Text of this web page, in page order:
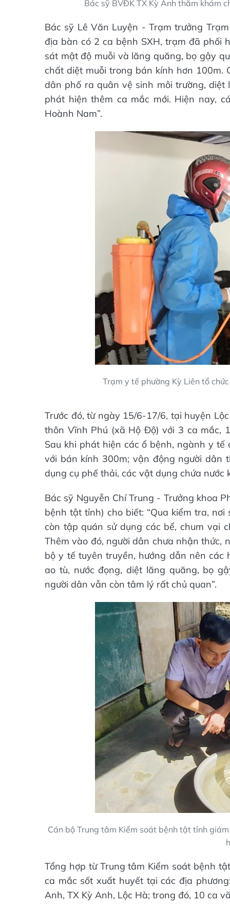
Bác sỹ BVĐK TX Kỳ Anh thăm khám
Bác sỹ Lê Văn Luyện - Trạm trưởng
địa bàn có 2 ca bệnh SXH, trạm đã phối
sát mật độ muỗi và lăng quăng, bọ gậy
chất diệt muỗi trong bán kính hơn
dân phố ra quân vệ sinh môi trường,
phát hiện thêm ca mắc mới. Hiện nay,
Hoành Nam”.
Trạm y tế phường Kỳ Liên tổ
Trước đó, từ ngày 15/6-17/6, tại huyện
thôn Vĩnh Phú (xã Hộ Độ) với 3 ca mắc,
Sau khi phát hiện các ổ bệnh, ngành y
với bán kính 300m; vận động người dân
dụng cụ phế thải, các vật dụng chứa nước
Bác sỹ Nguyễn Chí Trung - Trưởng khoa
bệnh tật tỉnh) cho biết: “Qua kiểm tra,
còn tập quán sử dụng các bể, chum vại
Thêm vào đó, người dân chưa nhận thức,
bộ y tế tuyên truyền, hướng dẫn nên
ao tù, nước đọng, diệt lăng quăng, bọ
người dân vẫn còn tâm lý rất chủ quan”.
Cán bộ Trung tâm Kiểm soát bệnh tật tỉnh
Tổng hợp từ Trung tâm Kiểm soát bệnh
ca mắc sốt xuất huyết tại các địa
Anh, TX Kỳ Anh, Lộc Hà; trong đó, 10 ca